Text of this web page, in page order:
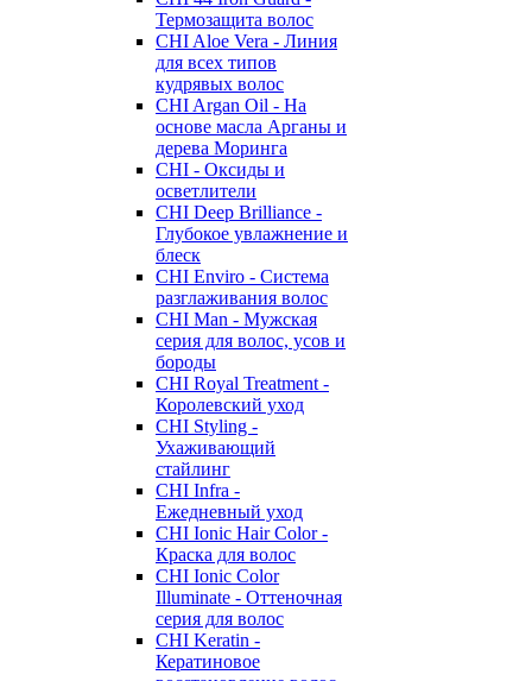
Термозащита волос
CHI Aloe Vera - Линия
для всех типов
кудрявых волос
CHI Argan Oil - На
основе масла Арганы и
дерева Моринга
CHI - Оксиды и
осветлители
CHI Deep Brilliance -
Глубокое увлажнение и
блеск
CHI Enviro - Система
разглаживания волос
CHI Man - Мужская
серия для волос, усов и
бороды
CHI Royal Treatment -
Королевский уход
CHI Styling -
Ухаживающий
стайлинг
CHI Infra -
Ежедневный уход
CHI Ionic Hair Color -
Краска для волос
CHI Ionic Color
Illuminate - Оттеночная
серия для волос
CHI Keratin -
Кератиновое